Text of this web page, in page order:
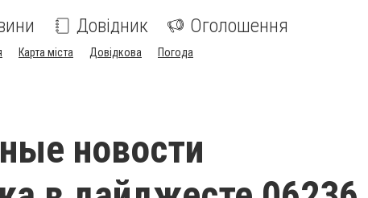
Довідник Оголошення
Карта міста Довідкова Погода
новости